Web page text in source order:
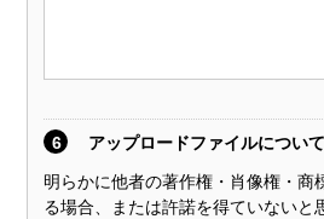
6 アップロードファイルについて
明らかに他者の著作権・肖像権・商
る場合、または許諾を得ていないと